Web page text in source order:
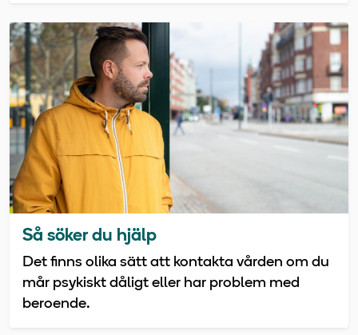
Så söker du hjälp
Det finns olika sätt att kontakta vården om du
mår psykiskt dåligt eller har problem med
beroende.